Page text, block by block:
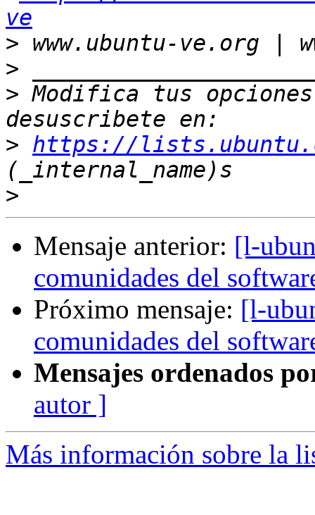
ve
>
>
> Modifica tus
> https://
>
Mensaje anterior: [l-
comunidades del
Próximo mensaje: [l-
comunidades del
Mensajes ordenados
autor ]
Más información sobre la